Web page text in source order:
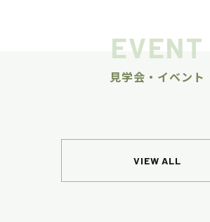
EVENT
見学会・イベント
VIEW ALL